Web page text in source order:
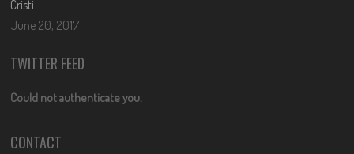
Cristi….
June 20, 2017
TWITTER FEED
Could not authenticate you.
CONTACT